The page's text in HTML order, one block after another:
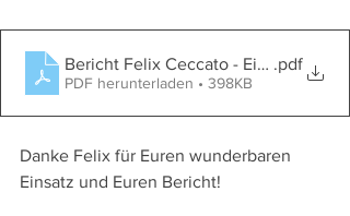
Bericht Felix Ceccato - Einsatz in
.pdf
PDF herunterladen • 398KB
Danke Felix für Euren wunderbaren
Einsatz und Euren Bericht!